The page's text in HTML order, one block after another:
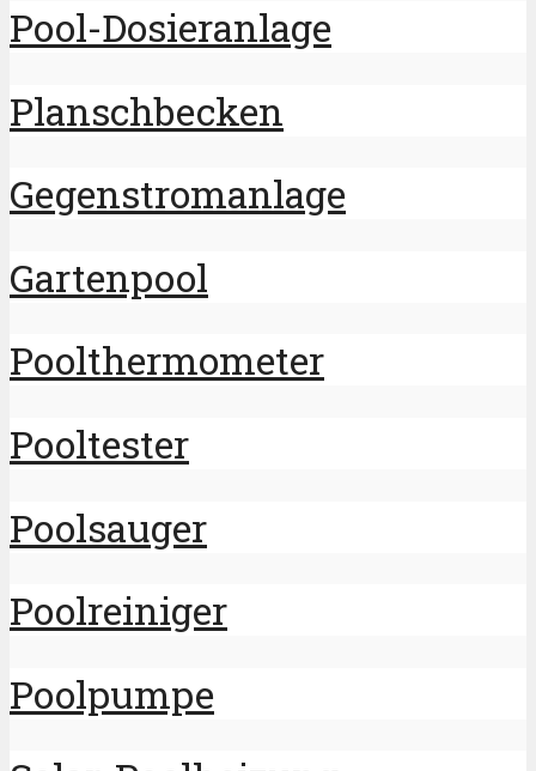
Pool-Dosieranlage
Planschbecken
Gegenstromanlage
Gartenpool
Poolthermometer
Pooltester
Poolsauger
Poolreiniger
Poolpumpe